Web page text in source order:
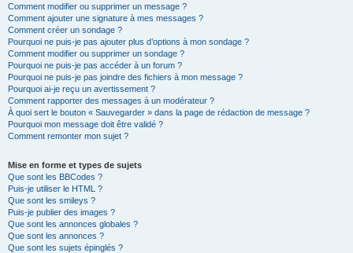
Comment modifier ou supprimer un message ?
Comment ajouter une signature à mes messages ?
Comment créer un sondage ?
Pourquoi ne puis-je pas ajouter plus d’options à mon sondage ?
Comment modifier ou supprimer un sondage ?
Pourquoi ne puis-je pas accéder à un forum ?
Pourquoi ne puis-je pas joindre des fichiers à mon message ?
Pourquoi ai-je reçu un avertissement ?
Comment rapporter des messages à un modérateur ?
À quoi sert le bouton « Sauvegarder » dans la page de rédaction de message ?
Pourquoi mon message doit être validé ?
Comment remonter mon sujet ?
Mise en forme et types de sujets
Que sont les BBCodes ?
Puis-je utiliser le HTML ?
Que sont les smileys ?
Puis-je publier des images ?
Que sont les annonces globales ?
Que sont les annonces ?
Que sont les sujets épinglés ?